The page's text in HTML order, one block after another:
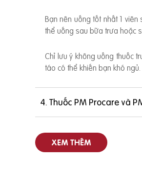
Bạn nên uống tốt nhất 1
thể uống sau bữa trưa hoặc
Chỉ lưu ý không uống thuốc
táo có thể khiến bạn khó ngủ.
4. Thuốc PM Procare và
XEM THÊM